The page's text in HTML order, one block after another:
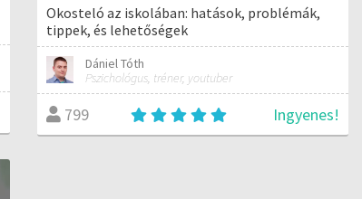
Okosteló az iskolában: hatások, problémák,
tippek, és lehetőségek
Dániel Tóth
Pszichológus, tréner, youtuber
799 Ingyenes!